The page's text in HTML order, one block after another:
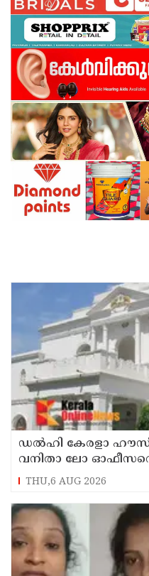
ഡൽഹി കേരളാ
വനിതാ ലോ
സ്ഥലം മാറ്റി
THU,6 AUG 2026